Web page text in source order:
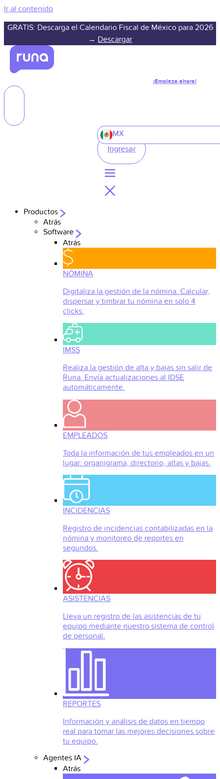
Ir al contenido
GRATIS: Descarga el Calendario Fiscal de México para 2026
→ Descargar
¡Empieza ahora!
MX
Ingresar
Productos
Atrás
Software
Atrás
NÓMINA
Digitaliza la gestión de la nómina. Calcular,
dispersar y timbrar tu nómina en solo 4
clicks.
IMSS
Realiza la gestión de alta y bajas sin salir de
Runa. Envía actualizaciones al IDSE
automáticamente.
EMPLEADOS
Toda la información de tus empleados en un
lugar: organigrama, directorio, altas y bajas.
INCIDENCIAS
Registro de incidencias contabilizadas en la
nómina y monitoreo de reportes en
segundos.
ASISTENCIAS
Lleva un registro de las asistencias de tu
equipo mediante nuestro sistema de control
de personal.
REPORTES
Información y análisis de datos en tiempo
real para tomar las mejores decisiones sobre
tu equipo.
Agentes IA
Atrás